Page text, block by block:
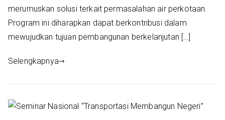
merumuskan solusi terkait permasalahan air perkotaan.
Program ini diharapkan dapat berkontribusi dalam
mewujudkan tujuan pembangunan berkelanjutan […]
Selengkapnya